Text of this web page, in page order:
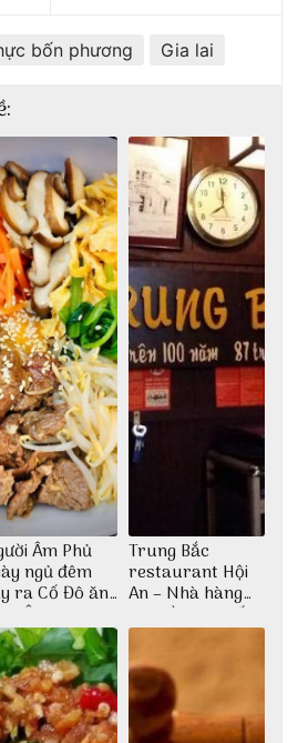
bốn phương Gia lai
Âm Phủ
ngủ đêm
ra Cố Đô ăn
Âm Phủ
Trung Bắc
restaurant Hội
An – Nhà hàng
cao lầu có thiết
kế vô cùng ấn
tượng giữa lòng
phố Hội